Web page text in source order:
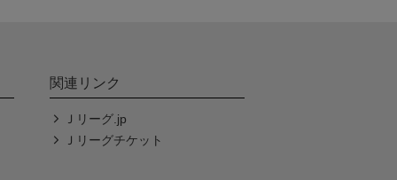
関連リンク
Ｊリーグ.jp
Ｊリーグチケット